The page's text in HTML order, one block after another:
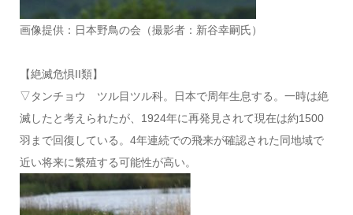
画像提供：日本野鳥の会（撮影者：新谷幸嗣氏）
【絶滅危惧II類】
▽タンチョウ ツル目ツル科。日本で周年生息する。一時は絶
滅したと考えられたが、1924年に再発見されて現在は約1500
羽まで回復している。4年連続での飛来が確認された同地域で
近い将来に繁殖する可能性が高い。